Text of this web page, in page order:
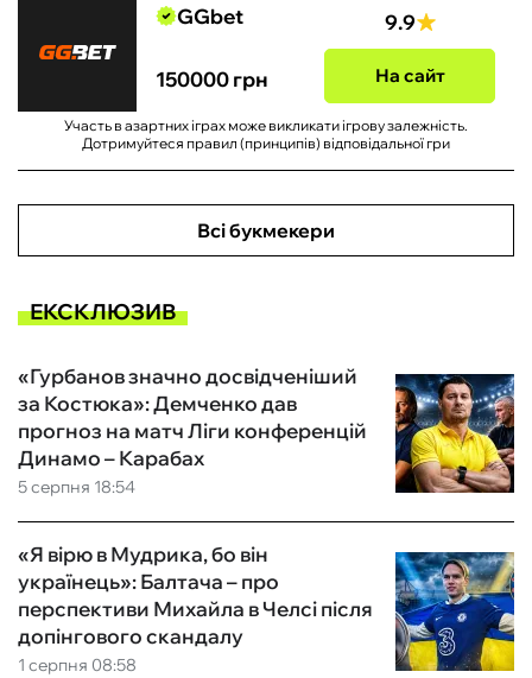
GGbet
150000 грн
9.9
На сайт
Участь в азартних іграх може викликати ігрову залежність.
Дотримуйтеся правил (принципів) відповідальної гри
Всі букмекери
ЕКСКЛЮЗИВ
5 серпня 18:54
«Гурбанов значно досвідченіший
за Костюка»: Демченко дав
прогноз на матч Ліги конференцій
Динамо – Карабах
1 серпня 08:58
«Я вірю в Мудрика, бо він
українець»: Балтача – про
перспективи Михайла в Челсі після
допінгового скандалу